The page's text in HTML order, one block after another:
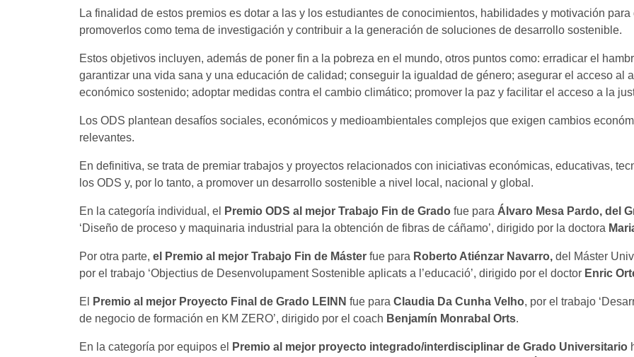
La finalidad de estos premios es dotar a las y los estudiantes de conocimientos, habilidades y motivación
promoverlos como tema de investigación y contribuir a la generación de soluciones de desarrollo sostenible.
Estos objetivos incluyen, además de poner fin a la pobreza en el mundo, otros puntos como: erradicar el
garantizar una vida sana y una educación de calidad; conseguir la igualdad de género; asegurar el acceso al
económico sostenido; adoptar medidas contra el cambio climático; promover la paz y facilitar el acceso a la
Los ODS plantean desafíos sociales, económicos y medioambientales complejos que exigen cambios
relevantes.
En definitiva, se trata de premiar trabajos y proyectos relacionados con iniciativas económicas, educativas,
los ODS y, por lo tanto, a promover un desarrollo sostenible a nivel local, nacional y global.
En la categoría individual, el Premio ODS al mejor Trabajo Fin de Grado fue para Álvaro Mesa Pardo, del
‘Diseño de proceso y maquinaria industrial para la obtención de fibras de cáñamo’, dirigido por la doctora
Por otra parte, el Premio al mejor Trabajo Fin de Máster fue para Roberto Atiénzar Navarro, del Máster
por el trabajo ‘Objectius de Desenvolupament Sostenible aplicats a l’educació’, dirigido por el doctor Enric
El Premio al mejor Proyecto Final de Grado LEINN fue para Claudia Da Cunha Velho, por el trabajo
de negocio de formación en KM ZERO’, dirigido por el coach Benjamín Monrabal Orts.
En la categoría por equipos el Premio al mejor proyecto integrado/interdisciplinar de Grado Universitario